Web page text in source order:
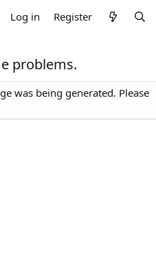
Log in Register
problems.
was being generated. Please